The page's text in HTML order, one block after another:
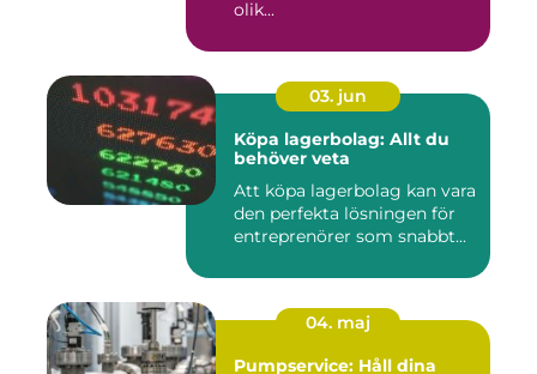
olik...
03. jun
Köpa lagerbolag: Allt du
behöver veta
Att köpa lagerbolag kan vara
den perfekta lösningen för
entreprenörer som snabbt...
04. maj
Pumpservice: Håll dina